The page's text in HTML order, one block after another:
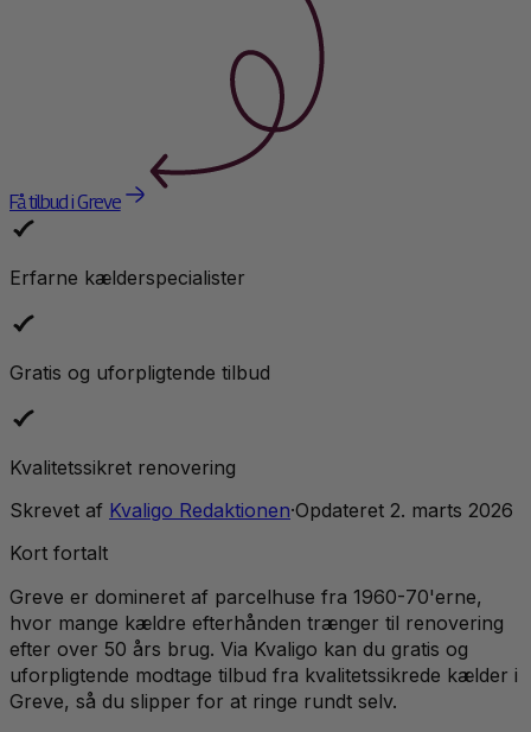
Få tilbud i Greve
Erfarne kælderspecialister
Gratis og uforpligtende tilbud
Kvalitetssikret renovering
Skrevet af Kvaligo Redaktionen·Opdateret 2. marts 2026
Kort fortalt
Greve er domineret af parcelhuse fra 1960-70'erne,
hvor mange kældre efterhånden trænger til renovering
efter over 50 års brug. Via Kvaligo kan du gratis og
uforpligtende modtage tilbud fra kvalitetssikrede kælder i
Greve, så du slipper for at ringe rundt selv.